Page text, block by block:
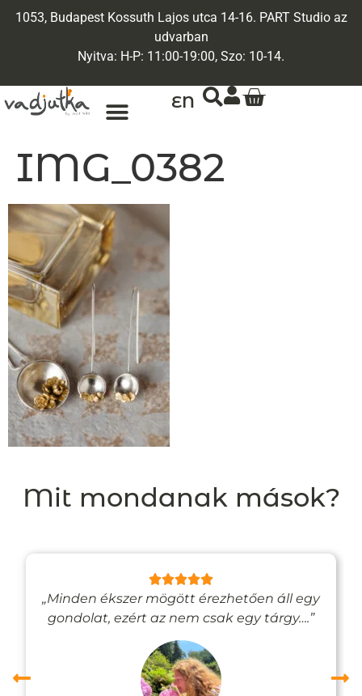
1053, Budapest Kossuth Lajos utca 14-16. PART Studio az
udvarban
Nyitva: H-P: 11:00-19:00, Szo: 10-14.
EN
IMG_0382
Mit mondanak mások?
„Minden ékszer mögött érezhetően áll egy
gondolat, ezért az nem csak egy tárgy….”